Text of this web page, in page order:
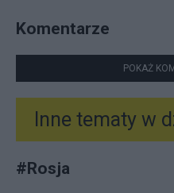
Komentarze
POKAŻ
Inne tematy w
#Rosja